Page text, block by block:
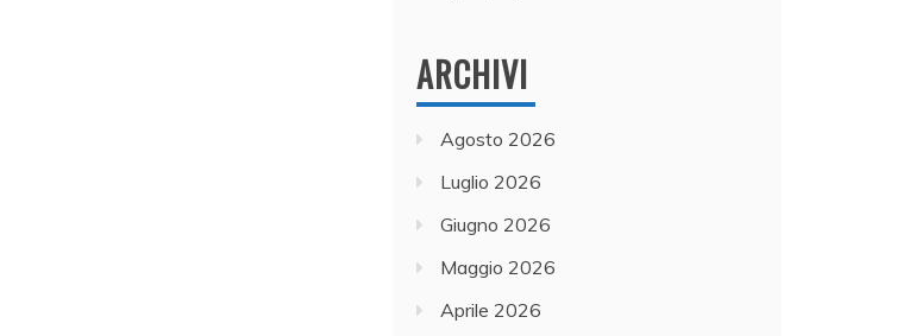
ARCHIVI
Agosto 2026
Luglio 2026
Giugno 2026
Maggio 2026
Aprile 2026